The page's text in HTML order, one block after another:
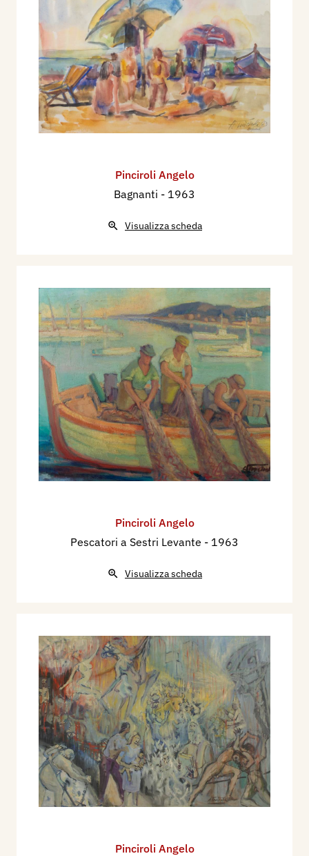
Pinciroli Angelo
Bagnanti - 1963
Visualizza scheda
Pinciroli Angelo
Pescatori a Sestri Levante - 1963
Visualizza scheda
Pinciroli Angelo